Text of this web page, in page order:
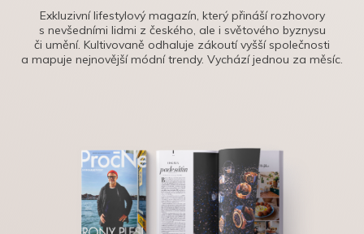
Exkluzivní lifestylový magazín, který přináší rozhovory
s nevšedními lidmi z českého, ale i světového byznysu
či umění. Kultivovaně odhaluje zákoutí vyšší společnosti
a mapuje nejnovější módní trendy. Vychází jednou za měsíc.